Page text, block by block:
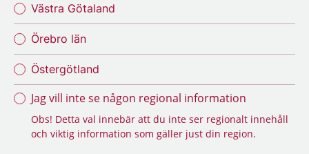
Västra Götaland
Örebro län
Östergötland
Jag vill inte se någon regional information
Obs! Detta val innebär att du inte ser regionalt innehåll
och viktig information som gäller just din region.